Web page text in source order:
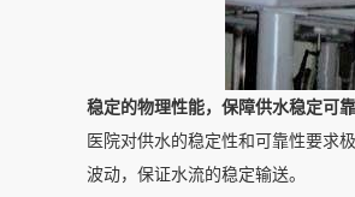
稳定的物理性能，保障供水稳定可靠
医院对供水的稳定性和可靠性要求
波动，保证水流的稳定输送。